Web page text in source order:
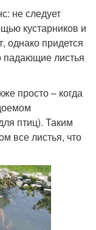
не следует
кустарников и
однако придется
падающие листья
просто – когда
птиц). Таким
все листья, что